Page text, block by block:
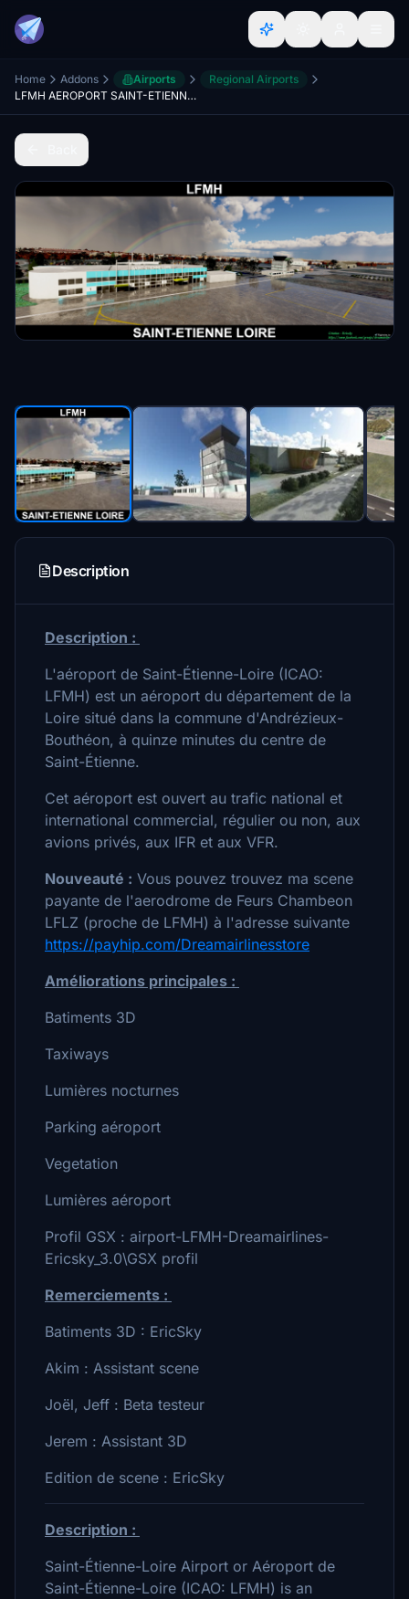
Home Addons Airports
Regional Airports
LFMH AEROPORT SAINT-ETIENNE LOIRE
Description
Description :
L'aéroport de Saint-Étienne-Loire (ICAO:
LFMH) est un aéroport du département de la
Loire situé dans la commune d'Andrézieux-
Bouthéon, à quinze minutes du centre de
Saint-Étienne.
Cet aéroport est ouvert au trafic national et
international commercial, régulier ou non, aux
avions privés, aux IFR et aux VFR.
Nouveauté : Vous pouvez trouvez ma scene
payante de l'aerodrome de Feurs Chambeon
LFLZ (proche de LFMH) à l'adresse suivante
https://payhip.com/Dreamairlinesstore
Améliorations principales :
Batiments 3D
Taxiways
Lumières nocturnes
Parking aéroport
Vegetation
Lumières aéroport
Profil GSX : airport-LFMH-Dreamairlines-
Ericsky_3.0\GSX profil
Remerciements :
Batiments 3D : EricSky
Akim : Assistant scene
Joël, Jeff : Beta testeur
Jerem : Assistant 3D
Edition de scene : EricSky
Description :
Saint-Étienne-Loire Airport or Aéroport de
Saint-Étienne-Loire (ICAO: LFMH) is an